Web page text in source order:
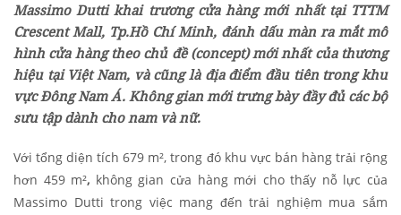
Massimo Dutti khai trương cửa hàng mới nhất tại TTTM
Crescent Mall, Tp.Hồ Chí Minh, đánh dấu màn ra mắt mô
hình cửa hàng theo chủ đề (concept) mới nhất của thương
hiệu tại Việt Nam, và cũng là địa điểm đầu tiên trong khu
vực Đông Nam Á. Không gian mới trưng bày đầy đủ các bộ
sưu tập dành cho nam và nữ.
Với tổng diện tích 679 m², trong đó khu vực bán hàng trải rộng
hơn 459 m², không gian cửa hàng mới cho thấy nỗ lực của
Massimo Dutti trong việc mang đến trải nghiệm mua sắm